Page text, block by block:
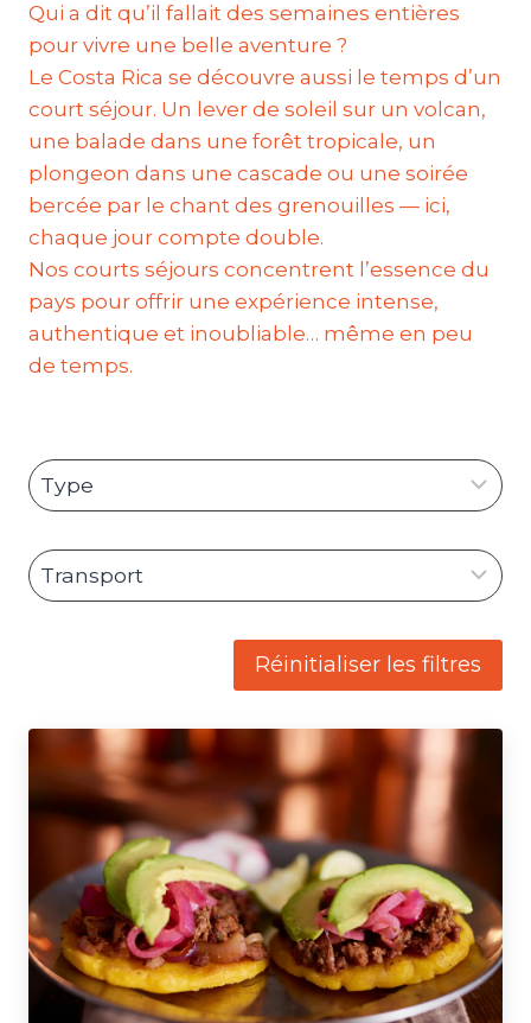
Qui a dit qu’il fallait des semaines entières
pour vivre une belle aventure ?
Le Costa Rica se découvre aussi le temps d’un
court séjour. Un lever de soleil sur un volcan,
une balade dans une forêt tropicale, un
plongeon dans une cascade ou une soirée
bercée par le chant des grenouilles — ici,
chaque jour compte double.
Nos courts séjours concentrent l’essence du
pays pour offrir une expérience intense,
authentique et inoubliable… même en peu
de temps.
Réinitialiser les filtres